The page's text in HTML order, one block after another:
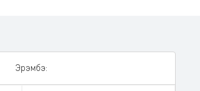
Эрэмбэ: